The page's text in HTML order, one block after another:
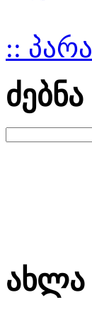
::
ძებნა
ახლა